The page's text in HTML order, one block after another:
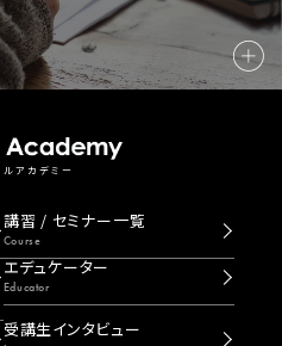
アカデミー
講習 / セミナー一覧
Course
エデュケーター
Educator
受講生インタビュー